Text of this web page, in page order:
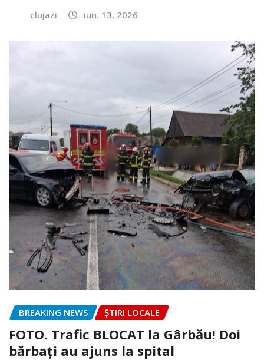
clujazi iun. 13, 2026
BREAKING NEWS ȘTIRI LOCALE
FOTO. Trafic BLOCAT la Gârbău! Doi
bărbați au ajuns la spital